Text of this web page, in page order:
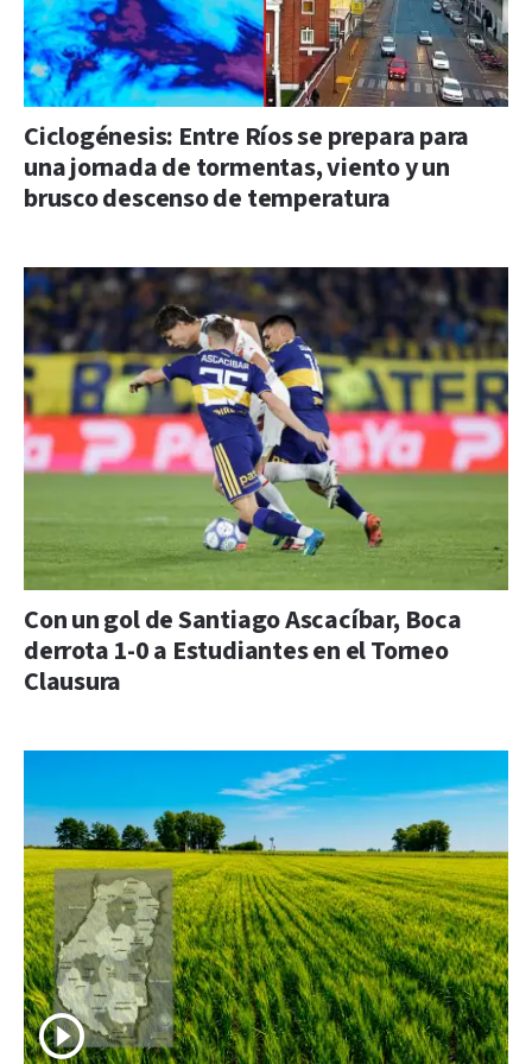
Ciclogénesis: Entre Ríos se prepara para
una jornada de tormentas, viento y un
brusco descenso de temperatura
Con un gol de Santiago Ascacíbar, Boca
derrota 1-0 a Estudiantes en el Torneo
Clausura